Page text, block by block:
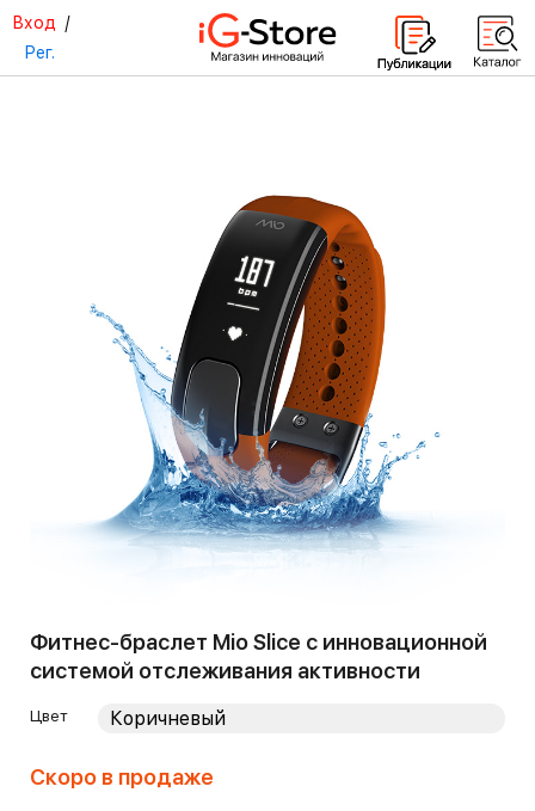
Вход /
Рег.
Фитнес-браслет Mio Slice с инновационной
системой отслеживания активности
Цвет
Скоро в продаже